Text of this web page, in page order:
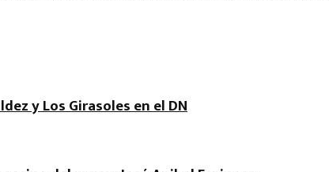
y Los Girasoles en el DN